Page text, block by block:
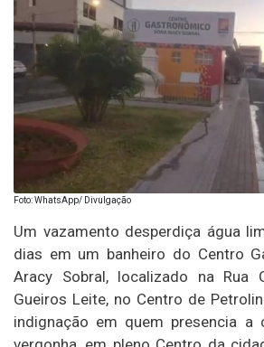
Foto: WhatsApp/ Divulgação
Um vazamento desperdiça água
dias em um banheiro do Centro
Aracy Sobral, localizado na Rua
Gueiros Leite, no Centro de
indignação em quem presencia a